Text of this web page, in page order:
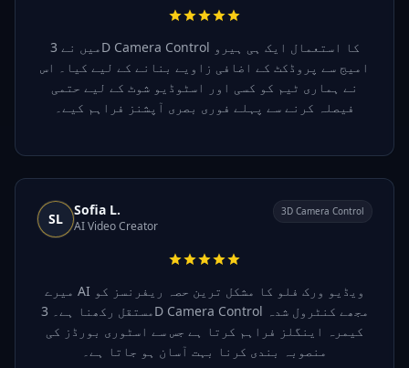
میں نے 3D Camera Control کا استعمال ایک ہی ہیرو
امیج سے پروڈکٹ کے اضافی زاویے بنانے کے لیے کیا۔ اس
نے ہماری ٹیم کو کسی اور اسٹوڈیو شوٹ کے لیے حتمی
فیصلہ کرنے سے پہلے فوری بصری آپشنز فراہم کیے۔
SL
Sofia L.
AI Video Creator
3D Camera Control
میرے AI ویڈیو ورک فلو کا مشکل ترین حصہ ریفرنسز کو
مستقل رکھنا ہے۔ 3D Camera Control مجھے کنٹرول شدہ
کیمرہ اینگلز فراہم کرتا ہے جس سے اسٹوری بورڈز کی
منصوبہ بندی کرنا بہت آسان ہو جاتا ہے۔